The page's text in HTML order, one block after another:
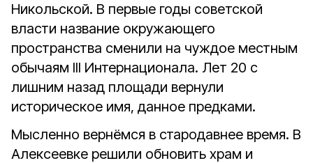
Никольской. В первые годы советской
власти название окружающего
пространства сменили на чуждое местным
обычаям III Интернационала. Лет 20 с
лишним назад площади вернули
историческое имя, данное предками.
Мысленно вернёмся в стародавнее время. В
Алексеевке решили обновить храм и